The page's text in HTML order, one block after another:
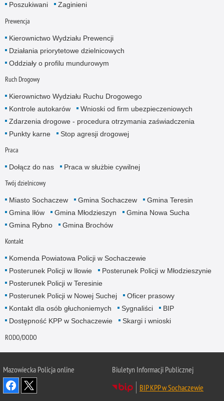
Poszukiwani
Zaginieni
Prewencja
Kierownictwo Wydziału Prewencji
Działania priorytetowe dzielnicowych
Oddziały o profilu mundurowym
Ruch Drogowy
Kierownictwo Wydziału Ruchu Drogowego
Kontrole autokarów
Wnioski od firm ubezpieczeniowych
Zdarzenia drogowe - procedura otrzymania zaświadczenia
Punkty karne
Stop agresji drogowej
Praca
Dołącz do nas Praca w służbie cywilnej
Twój dzielnicowy
Miasto Sochaczew Gmina Sochaczew
Gmina Teresin
Gmina Iłów
Gmina Młodzieszyn
Gmina Nowa Sucha
Gmina Rybno
Gmina Brochów
Kontakt
Komenda Powiatowa Policji w Sochaczewie
Posterunek Policji w Iłowie
Posterunek Policji w Młodzieszynie
Posterunek Policji w Teresinie
Posterunek Policji w Nowej Suchej
Oficer prasowy
Kontakt dla osób głuchoniemych
Sygnaliści
BIP
Dostępność KPP w Sochaczewie
Skargi i wnioski
RODO/DODO
Mazowiecka Policja online
Biuletyn Informacji Publicznej
BIP KPP w Sochaczewie